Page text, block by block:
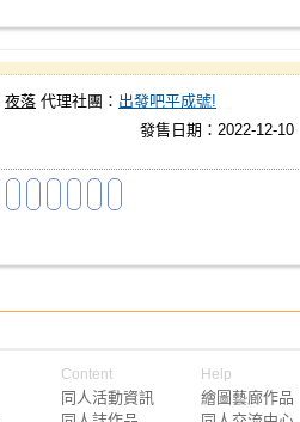
夜落 代理社團： 出發吧平成號!
發售日期：2022-12-10
Content
同人活動資訊
Help
繪圖藝廊作品